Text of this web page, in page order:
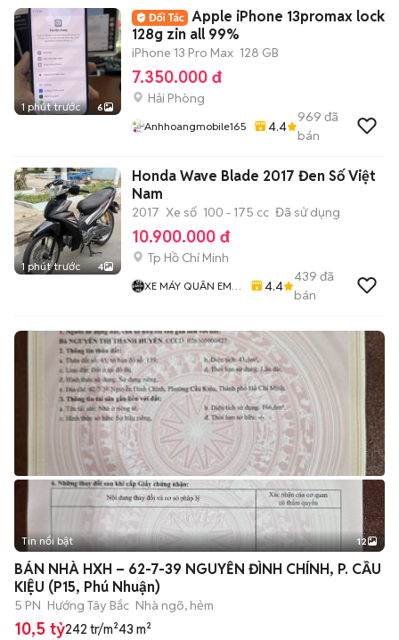
1 phút trước 6
Apple iPhone 13promax lock
128g zin all 99%
iPhone 13 Pro Max 128 GB
7.350.000 đ
Hải Phòng
Anhhoangmobile165 4.4
969 đã
bán
1 phút trước 4
Honda Wave Blade 2017 Đen Số Việt
Nam
2017 Xe số 100 - 175 cc Đã sử dụng
10.900.000 đ
Tp Hồ Chí Minh
XE MÁY QUÂN EM
4.4
439 đã
bán
+2
Tin nổi bật 12
BÁN NHÀ HXH – 62-7-39 NGUYỄN ĐÌNH CHÍNH, P. CẦU
KIỆU (P15, Phú Nhuận)
5 PN Hướng Tây Bắc Nhà ngõ, hẻm
10,5 tỷ242 tr/m²43 m²